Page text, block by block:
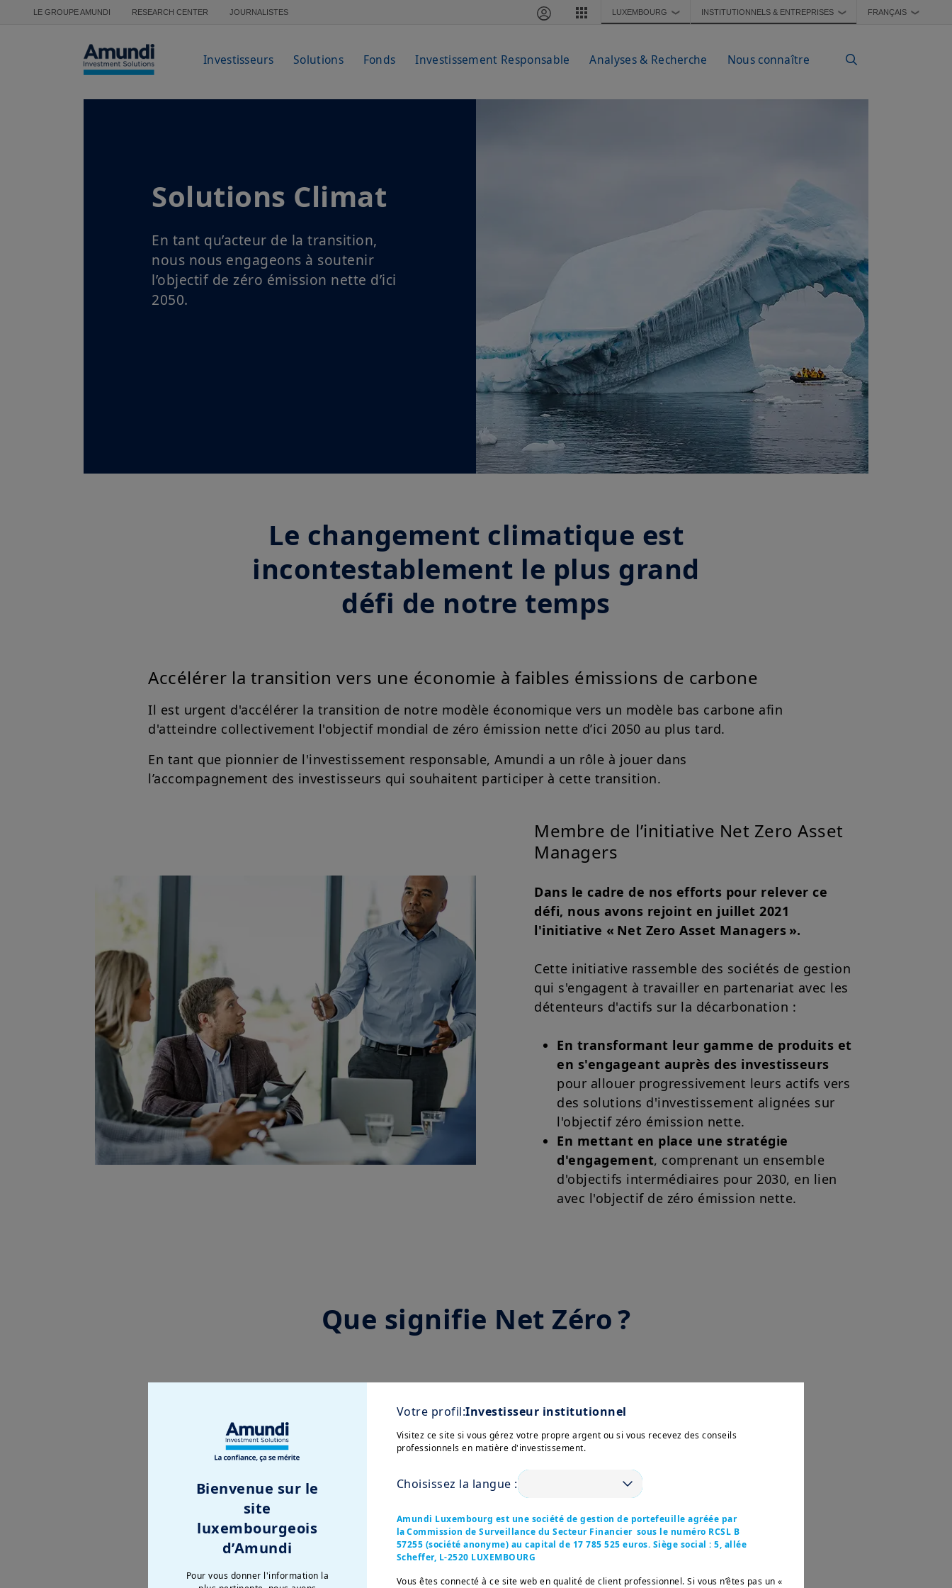
Aller au contenu principal
LE GROUPE AMUNDI RESEARCH CENTER JOURNALISTES LUXEMBOURG ❯ INSTITUTIONNELS & ENTREPRISES ❯ FRANÇAIS ❯
Investisseurs Solutions Fonds Investissement Responsable Analyses & Recherche Nous connaître
Solutions Climat
En tant qu’acteur de la transition,
nous nous engageons à soutenir
l’objectif de zéro émission nette d’ici
2050.
Le changement climatique est
incontestablement le plus grand
défi de notre temps
Accélérer la transition vers une économie à faibles émissions de carbone
Il est urgent d'accélérer la transition de notre modèle économique vers un modèle bas carbone afin
d'atteindre collectivement l'objectif mondial de zéro émission nette d’ici 2050 au plus tard.
En tant que pionnier de l'investissement responsable, Amundi a un rôle à jouer dans
l’accompagnement des investisseurs qui souhaitent participer à cette transition.
Membre de l’initiative Net Zero Asset
Managers
Dans le cadre de nos efforts pour relever ce
défi, nous avons rejoint en juillet 2021
l'initiative « Net Zero Asset Managers ».
Cette initiative rassemble des sociétés de gestion
qui s'engagent à travailler en partenariat avec les
détenteurs d'actifs sur la décarbonation :
En transformant leur gamme de produits et
en s'engageant auprès des investisseurs
pour allouer progressivement leurs actifs vers
des solutions d'investissement alignées sur
l'objectif zéro émission nette.
En mettant en place une stratégie
d'engagement, comprenant un ensemble
d'objectifs intermédiaires pour 2030, en lien
avec l'objectif de zéro émission nette.
Que signifie Net Zéro ?
égales. C'est un équivalent de la "neutralité carbone".
Atteindre l’objectif Net Zéro repose sur deux piliers :
La réduction des émissions de carbone
Bienvenue sur le
site
luxembourgeois
d’Amundi
Pour vous donner l'information la
Votre profil:Investisseur institutionnel
Visitez ce site si vous gérez votre propre argent ou si vous recevez des conseils
professionnels en matière d'investissement.
Choisissez la langue :
Amundi Luxembourg est une société de gestion de portefeuille agréée par
la Commission de Surveillance du Secteur Financier sous le numéro RCSL B
57255 (société anonyme) au capital de 17 785 525 euros. Siège social : 5, allée
Scheffer, L-2520 LUXEMBOURG
Vous êtes connecté à ce site web en qualité de client professionnel. Si vous n’êtes pas un «